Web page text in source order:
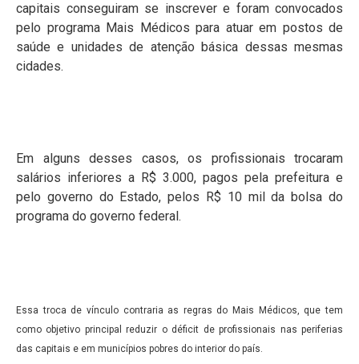
capitais conseguiram se inscrever e foram convocados
pelo programa Mais Médicos para atuar em postos de
saúde e unidades de atenção básica dessas mesmas
cidades.
Em alguns desses casos, os profissionais trocaram
salários inferiores a R$ 3.000, pagos pela prefeitura e
pelo governo do Estado, pelos R$ 10 mil da bolsa do
programa do governo federal.
Essa troca de vínculo contraria as regras do Mais Médicos, que tem
como objetivo principal reduzir o déficit de profissionais nas periferias
das capitais e em municípios pobres do interior do país.